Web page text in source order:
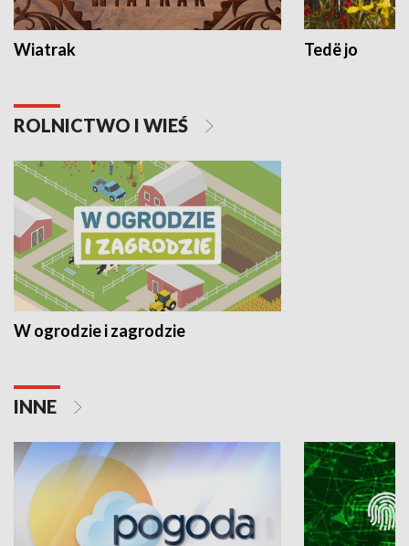
Wiatrak Tedë jo
ROLNICTWO I WIEŚ
W ogrodzie i zagrodzie
INNE